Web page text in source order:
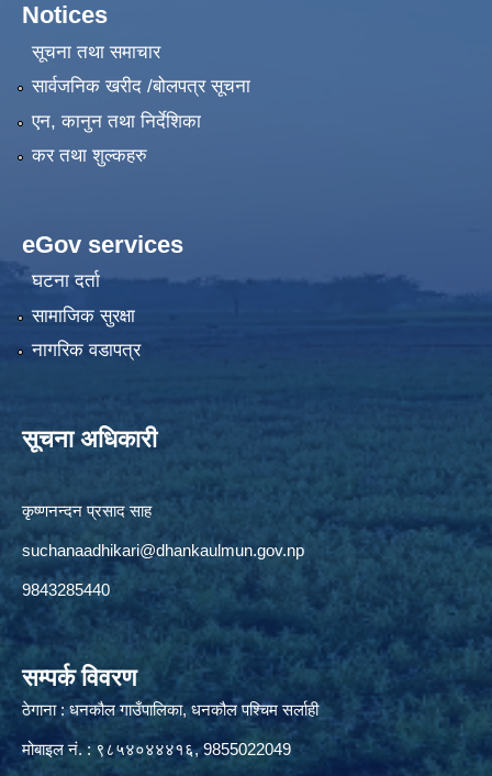
Notices
सूचना तथा समाचार
सार्वजनिक खरीद /बोलपत्र सूचना
एन, कानुन तथा निर्देशिका
कर तथा शुल्कहरु
eGov services
घटना दर्ता
सामाजिक सुरक्षा
नागरिक वडापत्र
सूचना अधिकारी
कृष्णनन्दन प्रसाद साह
suchanaadhikari@dhankaulmun.gov.np
9843285440
सम्पर्क विवरण
ठेगाना : धनकौल गाउँपालिका, धनकौल पश्चिम सर्लाही
मोबाइल नं. : ९८५४०४४४१६, 9855022049